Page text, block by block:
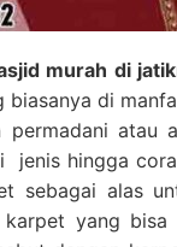
murah di
biasanya di
atau
jenis hingga
sebagai alas
yang